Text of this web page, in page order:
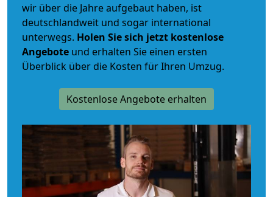
wir über die Jahre aufgebaut haben, ist
deutschlandweit und sogar international
unterwegs. Holen Sie sich jetzt kostenlose
Angebote und erhalten Sie einen ersten
Überblick über die Kosten für Ihren Umzug.
Kostenlose Angebote erhalten